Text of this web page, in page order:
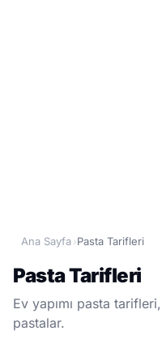
Ana Sayfa ›Pasta Tarifleri
Pasta Tarifleri
Ev yapımı pasta
pastalar.